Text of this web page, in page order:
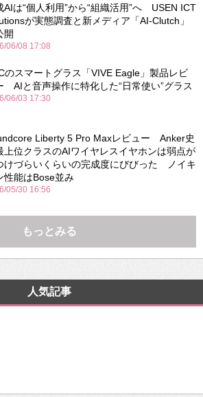
AIは“個人利用”から“組織活用”へ USEN ICT
が実態調査と新メディア「AI-Clutch」
開
06/08 17:08
のスマートグラス「VIVE Eagle」製品レビ
AIと音声操作に特化した“日常使い”グラス
06/03 17:30
Liberty 5 Pro Maxレビュー Anker史
上位クラスのAIワイヤレスイヤホンは弱点が
けづらいくらいの完成度にびびった ノイキ
性能はBose並み
05/30 16:56
もっとみる
人気記事